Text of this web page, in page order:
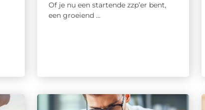
Of je nu een startende zzp’er bent,
een groeiend ...